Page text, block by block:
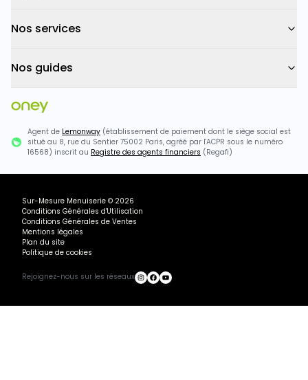
Nos services
Nos guides
Agent de Lemonway (établissement de paiement dont le siège social est
situé au 8, rue du Sentier 75002 Paris, agréé par l'ACPR sous le numéro
16568) inscrit au Registre des agents financiers (Regafi)
Sur-Mesure Menuiserie © 2026
Conditions Générales d'Utilisation
Conditions Générales de Ventes
Mentions légales
Plan du site
Politique de cookies
Rejoignez-nous sur les réseaux